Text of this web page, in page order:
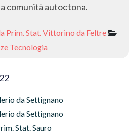
comunità autoctona.
Prim. Stat. Vittorino da Feltre
Tecnologia
da Settignano
da Settignano
Stat. Sauro